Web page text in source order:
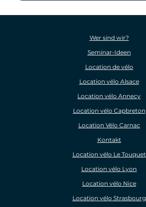
Wer sind wir?
Seminar-Ideen
Location de vélo
Location vélo Alsace
Location vélo Annecy
Location vélo Capbreton
Location Vélo Carnac
Kontakt
Location vélo Le Touquet
Location vélo Lyon
Location vélo Nice
Location vélo Strasbourg